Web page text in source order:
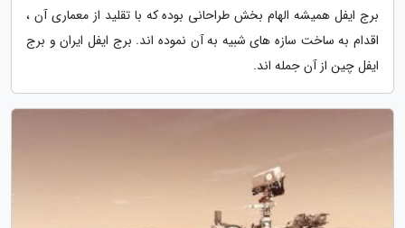
برج ایفل همیشه الهام بخش طراحانی بوده که با تقلید از معماری آن ،
اقدام به ساخت سازه های شبیه به آن نموده اند. برج ایفل ایران و برج
ایفل چین از آن جمله اند.